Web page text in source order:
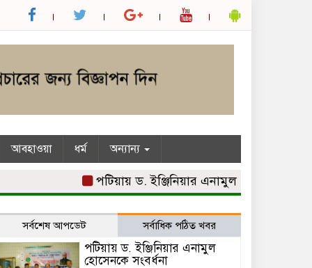
আবহাওয়া ধর্ম অন্যান্য
পটিয়ায় ড. ইঞ্জিনিয়ার এনামুল হোসেনকে সংবর্ধনা
সর্বশেষ আপডেট সর্বাধিক পঠিত খবর
পটিয়ায় ড. ইঞ্জিনিয়ার এনামুল
হোসেনকে সংবর্ধনা